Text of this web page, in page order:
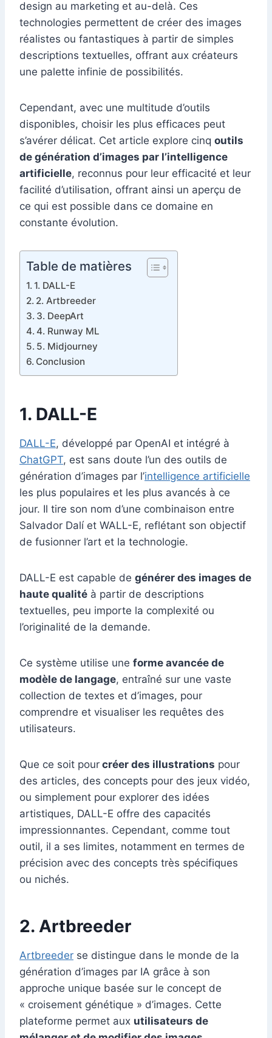
o
k
p
g
er
design au marketing et au-delà. Ces
technologies permettent de créer des images
réalistes ou fantastiques à partir de simples
descriptions textuelles, offrant aux créateurs
une palette infinie de possibilités.
Cependant, avec une multitude d’outils
disponibles, choisir les plus efficaces peut
s’avérer délicat. Cet article explore cinq outils
de génération d’images par l’intelligence
artificielle, reconnus pour leur efficacité et leur
facilité d’utilisation, offrant ainsi un aperçu de
ce qui est possible dans ce domaine en
constante évolution.
Table de matières
1. DALL-E
2. Artbreeder
3. DeepArt
4. Runway ML
5. Midjourney
Conclusion
1. DALL-E
DALL-E, développé par OpenAI et intégré à
ChatGPT, est sans doute l’un des outils de
génération d’images par l’intelligence artificielle
les plus populaires et les plus avancés à ce
jour. Il tire son nom d’une combinaison entre
Salvador Dalí et WALL-E, reflétant son objectif
de fusionner l’art et la technologie.
DALL-E est capable de générer des images de
haute qualité à partir de descriptions
textuelles, peu importe la complexité ou
l’originalité de la demande.
Ce système utilise une forme avancée de
modèle de langage, entraîné sur une vaste
collection de textes et d’images, pour
comprendre et visualiser les requêtes des
utilisateurs.
Que ce soit pour créer des illustrations pour
des articles, des concepts pour des jeux vidéo,
ou simplement pour explorer des idées
artistiques, DALL-E offre des capacités
impressionnantes. Cependant, comme tout
outil, il a ses limites, notamment en termes de
précision avec des concepts très spécifiques
ou nichés.
2. Artbreeder
Artbreeder se distingue dans le monde de la
génération d’images par IA grâce à son
approche unique basée sur le concept de
« croisement génétique » d’images. Cette
plateforme permet aux utilisateurs de